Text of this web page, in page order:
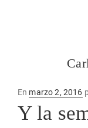
En Publicado
en
marzo 2, 2016
Y la